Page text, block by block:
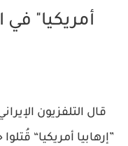
أمريكيا"